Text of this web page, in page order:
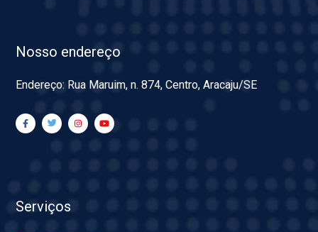
Nosso endereço
Endereço: Rua Maruim, n. 874, Centro, Aracaju/SE
Serviços